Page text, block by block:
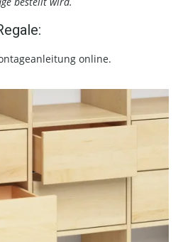
online.